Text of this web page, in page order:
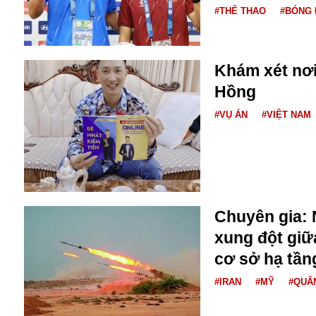
Bulagria
Crimea
Chính trị
Công nghệ
Chuyện hay
Chuyện lạ
Cuộc sống quanh ta
Casino
Chiến tranh thương mại
Cảnh sát
Cấm bay
Cao tốc
Canada
#THỂ THAO #BÓNG
Khám xét
Hồng
#VỤ ÁN #VIỆT NAM
Chuyên gia:
xung đột
cơ sở hạ
#IRAN #MỸ